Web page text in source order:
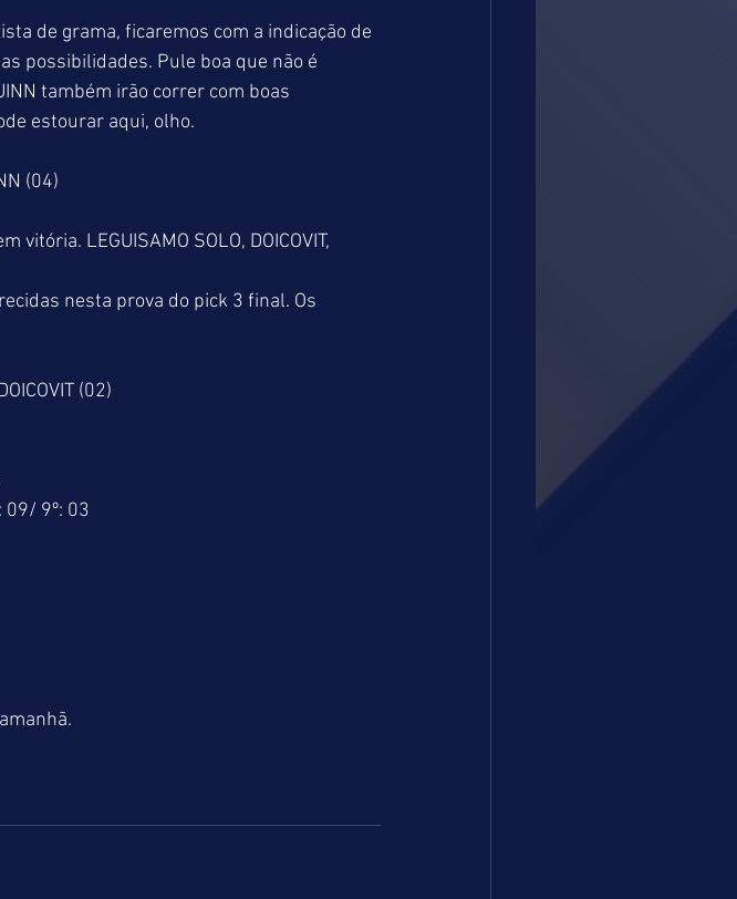
de grama, ficaremos com a indicação de
possibilidades. Pule boa que não é
também irão correr com boas
estourar aqui, olho.
(04)
LEGUISAMO SOLO, DOICOVIT,
nesta prova do pick 3 final. Os
(02)
09/ 9º: 03